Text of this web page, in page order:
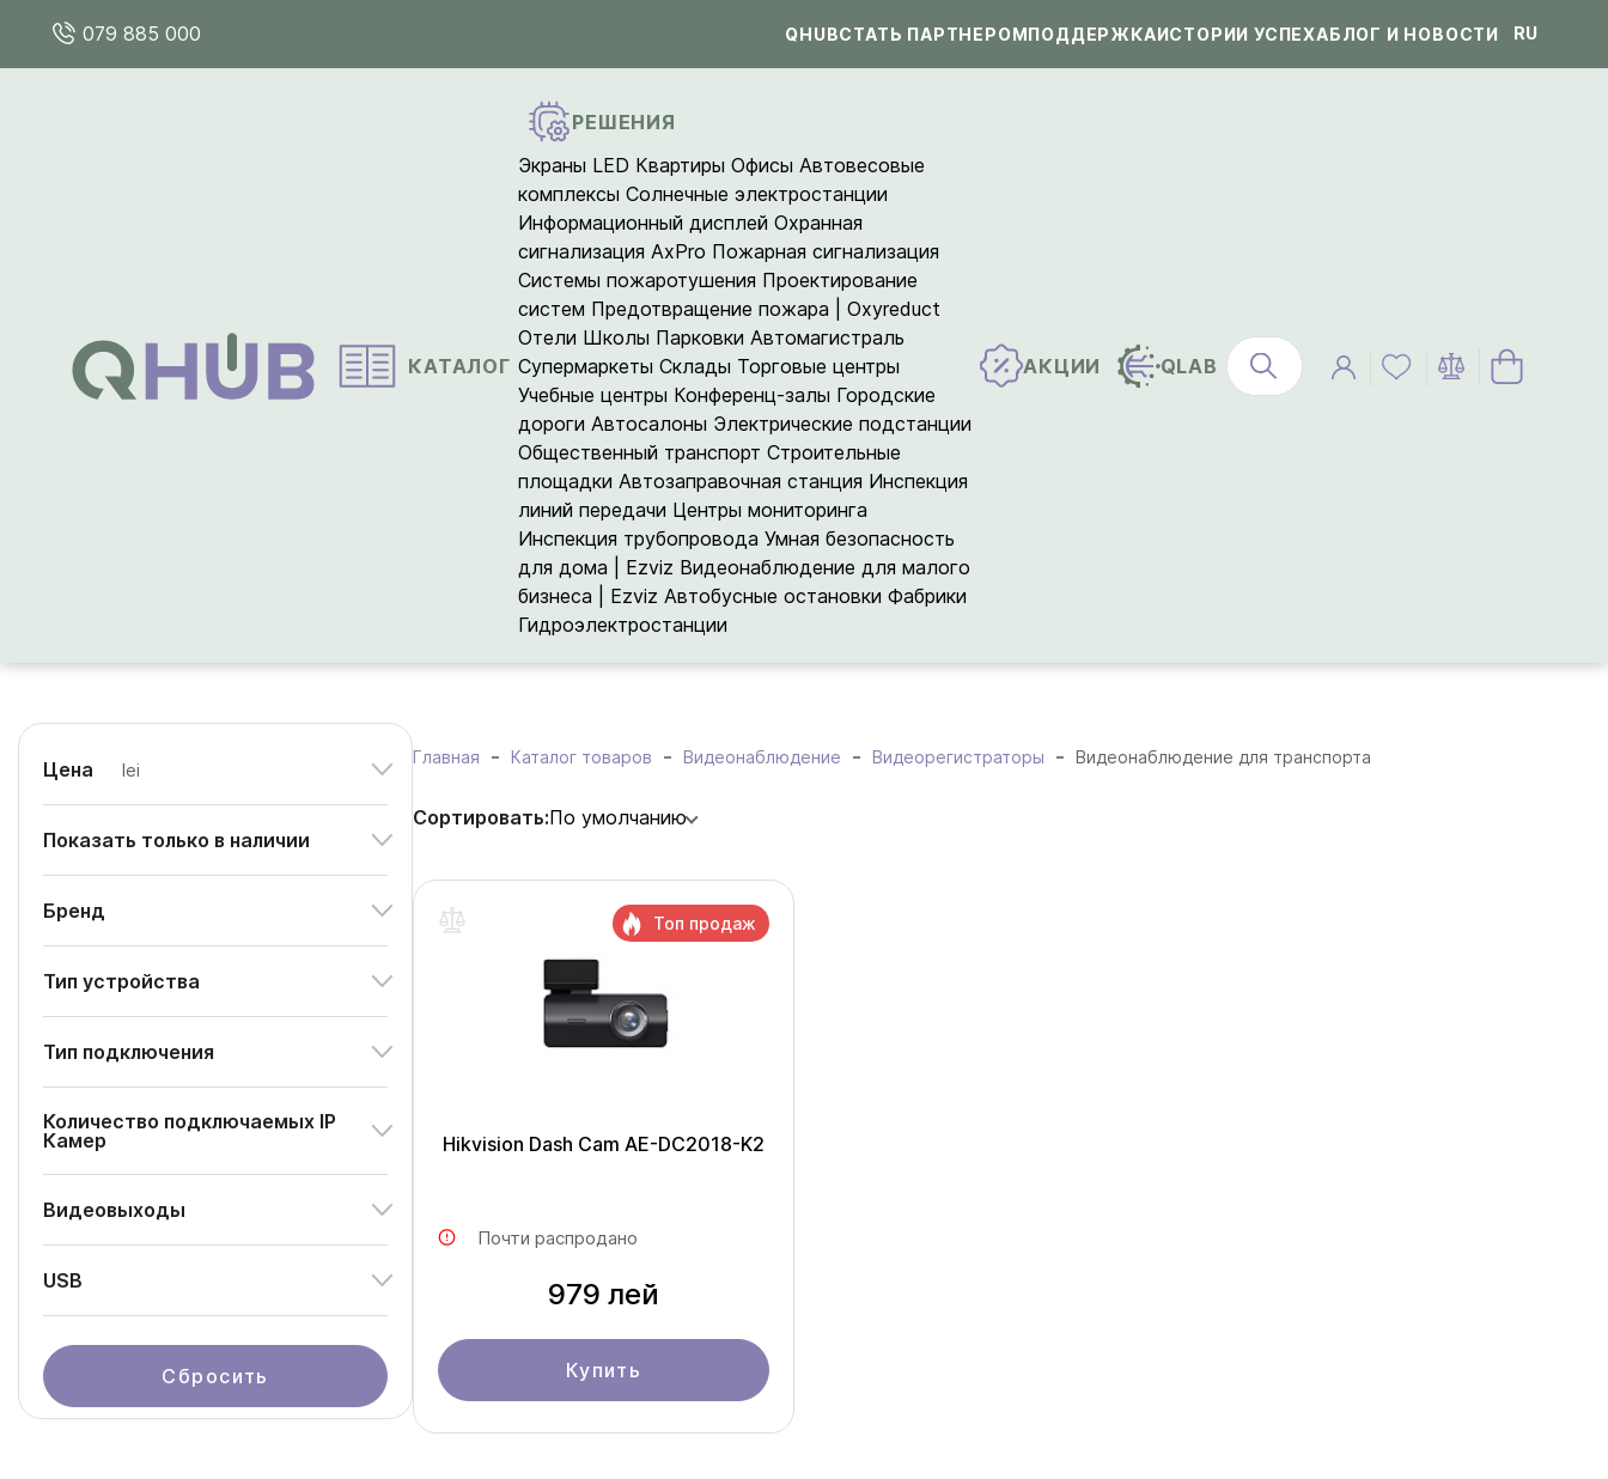
079 885 000 QHUBСТАТЬ ПАРТНЕРОМПОДДЕРЖКАИСТОРИИ УСПЕХАБЛОГ И НОВОСТИ RU
КАТАЛОГ
РЕШЕНИЯ
Экраны LED Квартиры Офисы Автовесовые
комплексыСолнечные электростанции
Информационный дисплей Охранная
сигнализация AxPro Пожарная сигнализация
Системы пожаротушения Проектирование
систем Предотвращение пожара | Oxyreduct
Отели Школы Парковки Автомагистраль
Супермаркеты Склады Торговые центры
Учебные центры Конференц-залы Городские
дороги Автосалоны Электрические подстанции
Общественный транспорт Строительные
площадки Автозаправочная станция Инспекция
линий передачи Центры мониторинга
Инспекция трубопровода Умная безопасность
для дома | Ezviz Видеонаблюдение для малого
бизнеса | Ezviz Автобусные остановки Фабрики
Гидроэлектростанции
АКЦИИ QLAB
Цена lei
Показать только в наличии
Бренд
Тип устройства
Тип подключения
Количество подключаемых IP
Камер
Видеовыходы
USB
Сбросить
Главная Каталог товаров Видеонаблюдение Видеорегистраторы Видеонаблюдение для транспорта
Сортировать:По умолчанию
Hikvision Dash Cam AE-DC2018-K2
Почти распродано
979 лей
Купить
Топ продаж